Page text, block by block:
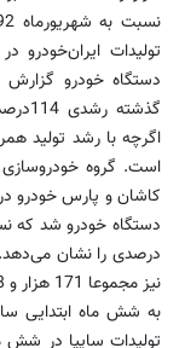
دستگاه خودرو
اگرچه با رشد تولید
است. گروه خودروسازی
درصدی را نشان
تولیدات سایپا در شش